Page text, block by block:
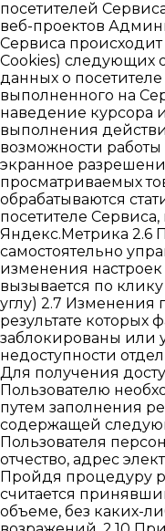
посетителей
веб-проектов
Сервиса
Cookies) следующих
данных о
выполненного на
наведение курсора
выполнения
возможности работы
экранное
просматриваемых
обрабатываются
посетителе
Яндекс.Метрика 2.6
самостоятельно
изменения
вызывается по
углу) 2.7 Изменения
результате которых
заблокированы или
недоступности
Для получения
Пользователю
путем заполнения
содержащей
Пользователя
отчество, адрес
Пройдя процедуру
считается
объеме, без каких-